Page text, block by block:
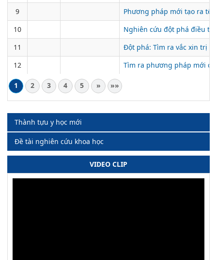
9
Phương pháp mới tạo ra tế
10
Nghiên cứu đột phá điều trị
11
Đột phá: Tìm ra vắc xin trị
12
Tìm ra phương pháp mới
1 2 3 4 5 » »»
Thành tựu y học mới
Đề tài nghiên cứu khoa học
VIDEO CLIP